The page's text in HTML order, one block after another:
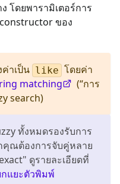
โดยพารามิเตอร์การ
ของ
าเป็น like โดยค่า
matching
(“การ
search)
ทั้งหมดรองรับการ
คุณต้องการจับคู่หลาย
ดูรายละเอียดที่
แยะตัวพิมพ์